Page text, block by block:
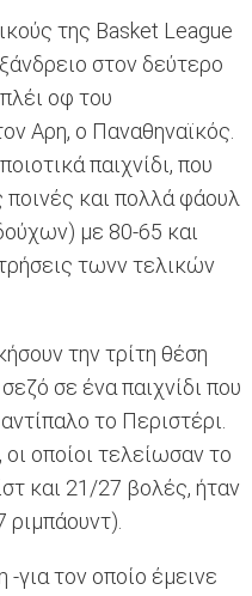
της Basket League
στον δεύτερο
οφ του
Αρη, ο Παναθηναϊκός.
παιχνίδι, που
ποινές και πολλά φάουλ
με 80-65 και
τωνν τελικών
την τρίτη θέση
σε ένα παιχνίδι που
το Περιστέρι.
οποίοι τελείωσαν το
και 21/27 βολές, ήταν
ριμπάουντ).
για τον οποίο έμεινε